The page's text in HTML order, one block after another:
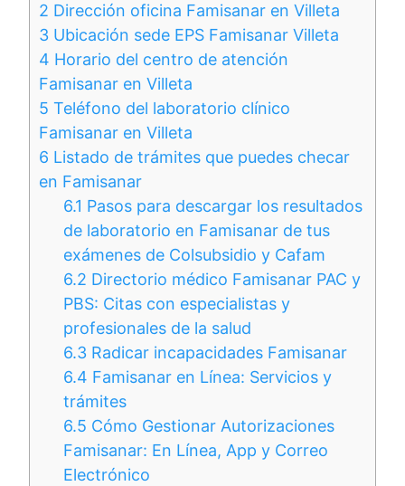
2 Dirección oficina Famisanar en Villeta
3 Ubicación sede EPS Famisanar Villeta
4 Horario del centro de atención
Famisanar en Villeta
5 Teléfono del laboratorio clínico
Famisanar en Villeta
6 Listado de trámites que puedes checar
en Famisanar
6.1 Pasos para descargar los resultados
de laboratorio en Famisanar de tus
exámenes de Colsubsidio y Cafam
6.2 Directorio médico Famisanar PAC y
PBS: Citas con especialistas y
profesionales de la salud
6.3 Radicar incapacidades Famisanar
6.4 Famisanar en Línea: Servicios y
trámites
6.5 Cómo Gestionar Autorizaciones
Famisanar: En Línea, App y Correo
Electrónico